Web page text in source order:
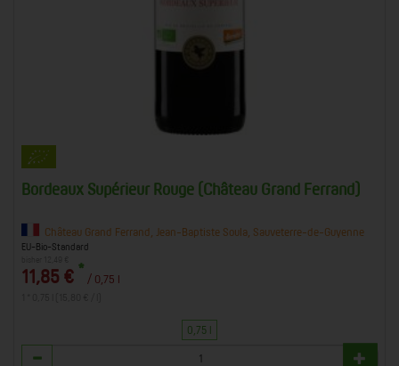
Bordeaux Supérieur Rouge (Château Grand Ferrand)
Château Grand Ferrand, Jean-Baptiste Soula, Sauveterre-de-Guyenne
EU-Bio-Standard
11,85 € * / 0,75 l
0,75 l
Anzahl